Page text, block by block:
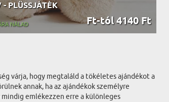
PLÜSSJÁTÉK
Ft-tól 4140 Ft
NÁLAD
várja, hogy megtaláld a tökéletes ajándékot a
annak, ha az ajándékok személyre
emlékezzen erre a különleges